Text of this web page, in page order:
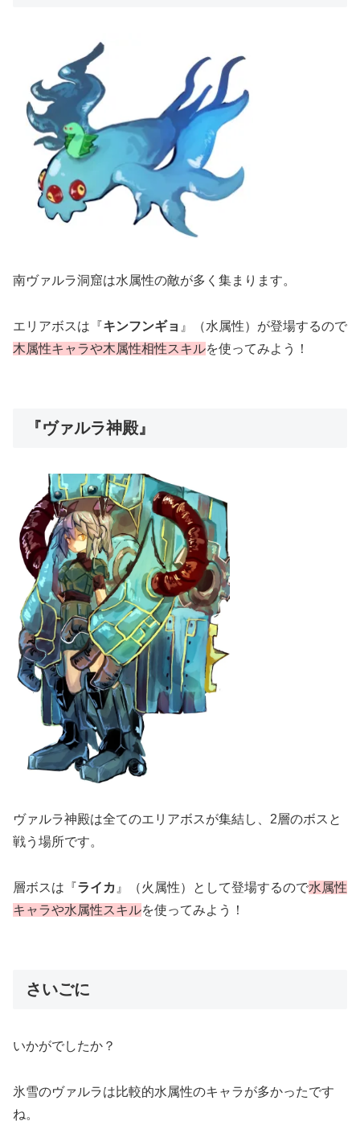
南ヴァルラ洞窟は水属性の敵が多く集まります。
エリアボスは『キンフンギョ 』（水属性）が登場するので
木属性キャラや木属性相性スキルを使ってみよう！
『ヴァルラ神殿』
ヴァルラ神殿は全てのエリアボスが集結し、2層のボスと
戦う場所です。
層ボスは『ライカ 』（火属性）として登場するので水属性
キャラや水属性スキルを使ってみよう！
さいごに
いかがでしたか？
氷雪のヴァルラは比較的水属性のキャラが多かったです
ね。